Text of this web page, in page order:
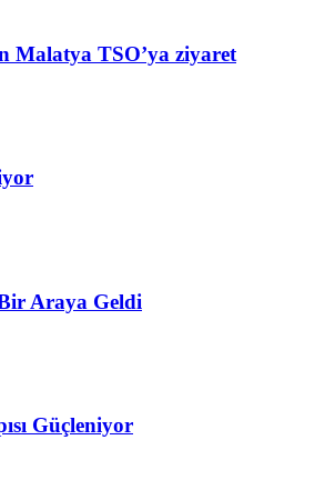
Malatya TSO’ya ziyaret
Araya Geldi
Güçleniyor